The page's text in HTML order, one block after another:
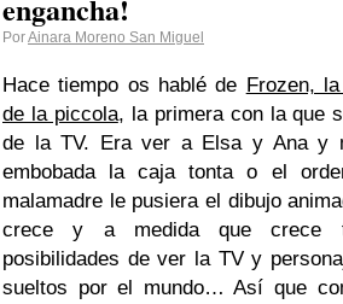
engancha!
PorAinara Moreno San Miguel
Hace tiempo os hablé de Frozen,
de la piccola, la primera con la que
de la TV. Era ver a Elsa y Ana y
embobada la caja tonta o el
malamadre le pusiera el dibujo
crece y a medida que crece
posibilidades de ver la TV y
sueltos por el mundo… Así que